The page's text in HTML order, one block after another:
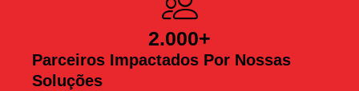
Parceiros Impactados Por Nossas
Soluções
2.000+